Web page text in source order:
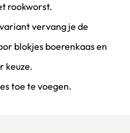
rookworst.
te vinkenvervang je de
blokjes boerenkaas en
keuze.
te vinken
toe te voegen.